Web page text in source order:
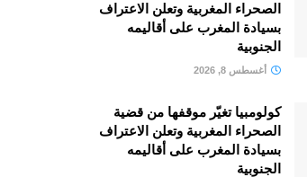
الصحراء المغربية وتعلن الاعتراف
بسيادة المغرب على أقاليمه
الجنوبية
أغسطس 8, 2026
كولومبيا تغيّر موقفها من قضية
الصحراء المغربية وتعلن الاعتراف
بسيادة المغرب على أقاليمه
الجنوبية